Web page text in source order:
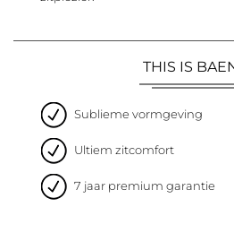
THIS IS
Sublieme vormgeving
Ultiem zitcomfort
7 jaar premium garantie